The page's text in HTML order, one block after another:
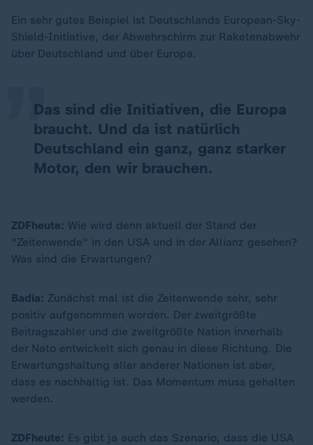
Ein sehr gutes Beispiel ist Deutschlands European-Sky-
Shield-Initiative, der Abwehrschirm zur Raketenabwehr
über Deutschland und über Europa.
Das sind die Initiativen, die Europa
braucht. Und da ist natürlich
Deutschland ein ganz, ganz starker
Motor, den wir brauchen.
„
ZDFheute: Wie wird denn aktuell der Stand der
"Zeitenwende" in den USA und in der Allianz gesehen?
Was sind die Erwartungen?
Badia: Zunächst mal ist die Zeitenwende sehr, sehr
positiv aufgenommen worden. Der zweitgrößte
Beitragszahler und die zweitgrößte Nation innerhalb
der Nato entwickelt sich genau in diese Richtung. Die
Erwartungshaltung aller anderer Nationen ist aber,
dass es nachhaltig ist. Das Momentum muss gehalten
werden.
ZDFheute: Es gibt ja auch das Szenario, dass die USA